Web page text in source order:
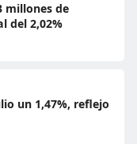
millones de
del 2,02%
un 1,47%, reflejo